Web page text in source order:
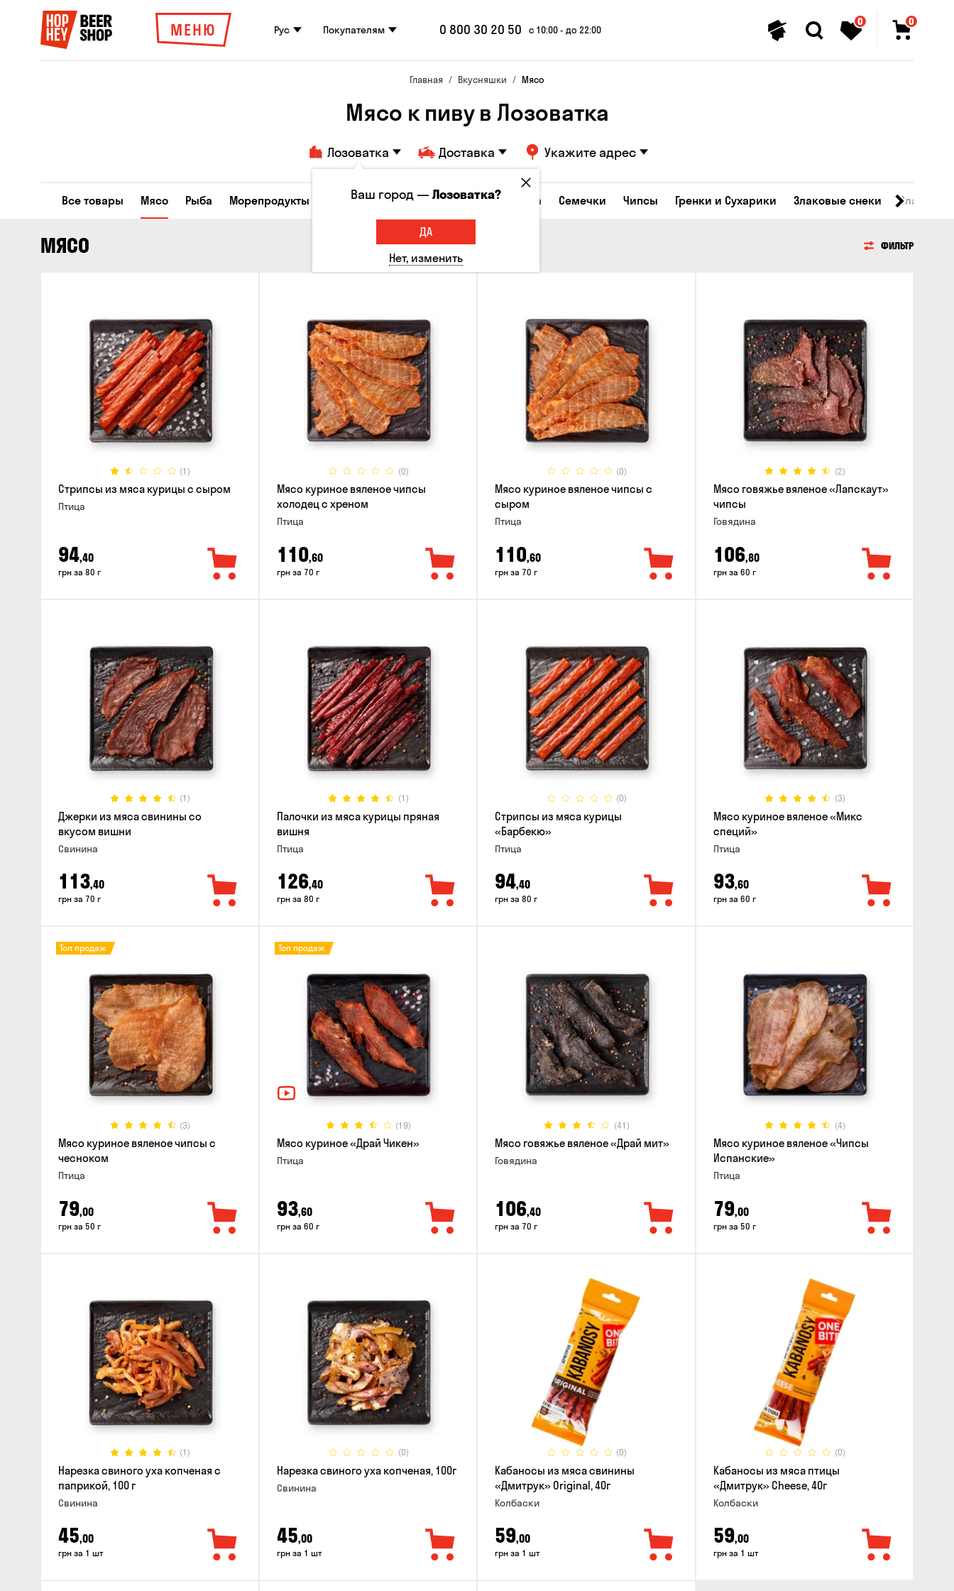
МЕНЮ Рус Покупателям 0 800 30 20 50 с 10:00 - до 22:00
0 0
Главная Вкусняшки Мясо
Мясо к пиву в Лозоватка
Лозоватка Доставка Укажите адрес
Все товары Мясо Рыба Морепродукты Сырные закуски Орешки Кукуруза Семечки Чипсы Гренки и Сухарики Злаковые снеки Сладости
МЯСО ФИЛЬТР
(1)
Стрипсы из мяса курицы с сыром
Птица
94,40
грн за 80 г
(0)
Мясо куриное вяленое чипсы
холодец с хреном
Птица
110,60
грн за 70 г
(0)
Мясо куриное вяленое чипсы с
сыром
Птица
110,60
грн за 70 г
(2)
Мясо говяжье вяленое «Лапскаут»
чипсы
Говядина
106,80
грн за 60 г
(1)
Джерки из мяса свинины со
вкусом вишни
Свинина
113,40
грн за 70 г
(1)
Палочки из мяса курицы пряная
вишня
Птица
126,40
грн за 80 г
(0)
Стрипсы из мяса курицы
«Барбекю»
Птица
94,40
грн за 80 г
(3)
Мясо куриное вяленое «Микс
специй»
Птица
93,60
грн за 60 г
(3)
Топ продаж
Мясо куриное вяленое чипсы с
чесноком
Птица
79,00
грн за 50 г
(19)
Топ продаж
Мясо куриное «Драй Чикен»
Птица
93,60
грн за 60 г
(41)
Мясо говяжье вяленое «Драй мит»
Говядина
106,40
грн за 70 г
(4)
Мясо куриное вяленое «Чипсы
Испанские»
Птица
79,00
грн за 50 г
(1)
Нарезка свиного уха копченая с
паприкой, 100 г
Свинина
45,00
грн за 1 шт
(0)
Нарезка свиного уха копченая, 100г
Свинина
45,00
грн за 1 шт
(0)
Кабаносы из мяса свинины
«Дмитрук» Original, 40г
Колбаски
59,00
грн за 1 шт
(0)
Кабаносы из мяса птицы
«Дмитрук» Cheese, 40г
Колбаски
59,00
грн за 1 шт
Ваш город —Лозоватка?
ДА
Нет, изменить